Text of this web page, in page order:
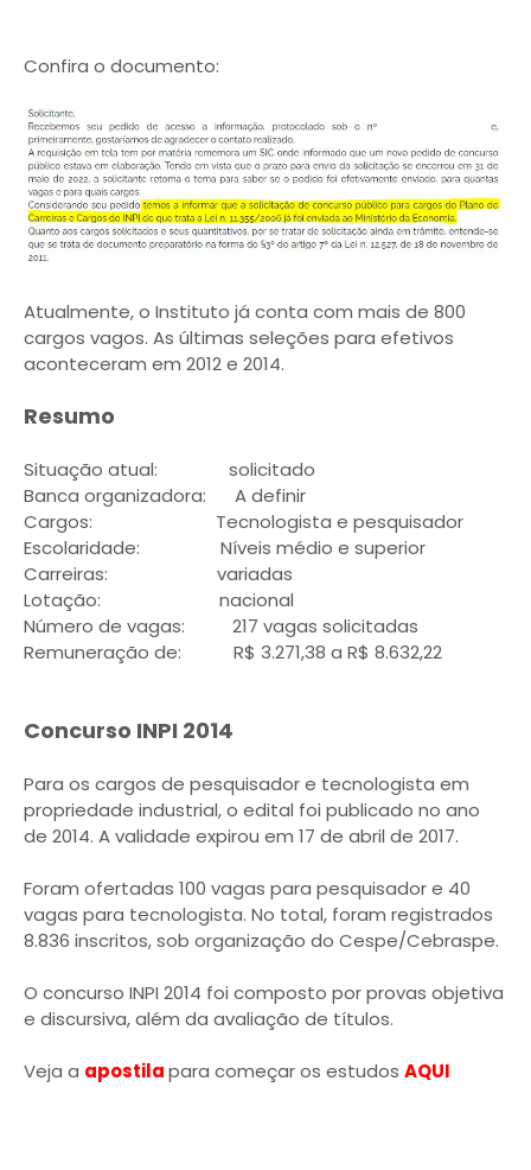
Confira o documento:
Atualmente, o Instituto já conta com mais de 800
cargos vagos. As últimas seleções para efetivos
aconteceram em 2012 e 2014.
Resumo
Situação atual: solicitado
Banca organizadora: A definir
Cargos: Tecnologista e pesquisador
Escolaridade: Níveis médio e superior
Carreiras: variadas
Lotação: nacional
Número de vagas: 217 vagas solicitadas
Remuneração de: R$ 3.271,38 a R$ 8.632,22
Concurso INPI 2014
Para os cargos de pesquisador e tecnologista em
propriedade industrial, o edital foi publicado no ano
de 2014. A validade expirou em 17 de abril de 2017.
Foram ofertadas 100 vagas para pesquisador e 40
vagas para tecnologista. No total, foram registrados
8.836 inscritos, sob organização do Cespe/Cebraspe.
O concurso INPI 2014 foi composto por provas objetiva
e discursiva, além da avaliação de títulos.
Veja a apostilapara começar os estudos AQUI